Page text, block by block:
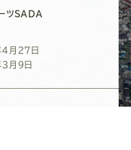
ス
ー
ツ
ツSADA
月27日
月9日